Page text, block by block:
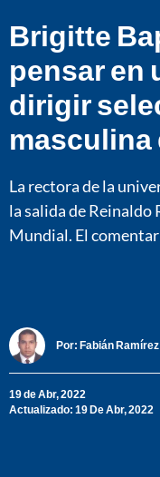
Brigitte
pensar en
dirigir
masculina
La rectora de la
la salida de Reinaldo
Mundial. El
Por: Fabián Ramírez
19 de Abr, 2022
Actualizado: 19 De Abr, 2022